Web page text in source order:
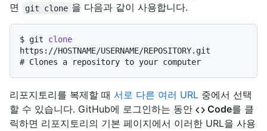
면
git clone 을 다음과 같이 사용합니다.
$ git clone
https://HOSTNAME/USERNAME/REPOSITORY.git
# Clones a repository to your computer
리포지토리를 복제할 때 서로 다른 여러 URL 중에서 선택
할 수 있습니다. GitHub에 로그인하는 동안
Code를 클
릭하면 리포지토리의 기본 페이지에서 이러한 URL을 사용